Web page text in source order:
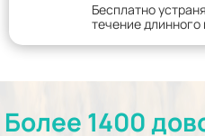
Бесплатно
течение длинного
Более 1400